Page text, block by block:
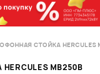
СТОЙКА HERCULES
MB250B